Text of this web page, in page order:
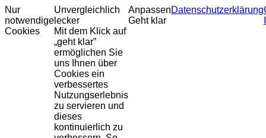
Nur
notwendige
Cookies
Unvergleichlich
lecker
Mit dem Klick auf
„geht klar”
ermöglichen Sie
uns Ihnen über
Cookies ein
verbessertes
Nutzungserlebnis
zu servieren und
dieses
kontinuierlich zu
Anpassen
Geht klar
Datenschutzerklärung